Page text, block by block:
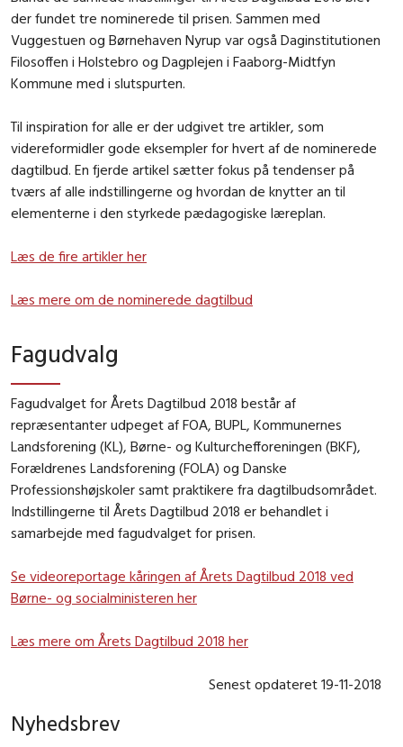
der fundet tre nominerede til prisen. Sammen med
Vuggestuen og Børnehaven Nyrup var også Daginstitutionen
Filosoffen i Holstebro og Dagplejen i Faaborg-Midtfyn
Kommune med i slutspurten.
Til inspiration for alle er der udgivet tre artikler, som
videreformidler gode eksempler for hvert af de nominerede
dagtilbud. En fjerde artikel sætter fokus på tendenser på
tværs af alle indstillingerne og hvordan de knytter an til
elementerne i den styrkede pædagogiske læreplan.
Læs de fire artikler her
Læs mere om de nominerede dagtilbud
Fagudvalg
Fagudvalget for Årets Dagtilbud 2018 består af
repræsentanter udpeget af FOA, BUPL, Kommunernes
Landsforening (KL), Børne- og Kulturchefforeningen (BKF),
Forældrenes Landsforening (FOLA) og Danske
Professionshøjskoler samt praktikere fra dagtilbudsområdet.
Indstillingerne til Årets Dagtilbud 2018 er behandlet i
samarbejde med fagudvalget for prisen.
Se videoreportage kåringen af Årets Dagtilbud 2018 ved
Børne- og socialministeren her
Læs mere om Årets Dagtilbud 2018 her
Senest opdateret 19-11-2018
Nyhedsbrev